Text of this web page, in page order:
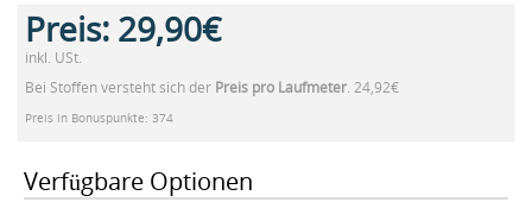
Preis: 29,90€
inkl. USt.
Bei Stoffen versteht sich der Preis pro Laufmeter. 24,92€
Preis in Bonuspunkte: 374
Verfügbare Optionen